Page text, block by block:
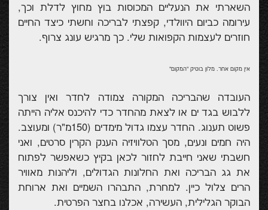
השארתי את הנעליים המכוסות בוץ מחוץ לדלת וכך,
עירומה כביום היוולדי, קפצתי לבריכה וחשתי כיצד החיים
חוזרים לעצמות הקפואות שלי. כך מרגיש עונג צרוף.
אין מקום אחר. מלון בוטיק "המקום"
העובדה שהבריכה המקורה צמודה לחדר ואין צורך
ללבוש בגד ים או לצאת מהחדר כדי להיכנס אליה הייתה
פשוט תענוג. החדר עצמו גדול מימדים (150מ"ר) ומעוצב.
היה חמים ונעים, מסך הטלוויזיה הענק הקרין סרטים, ואני
חשבתי שאני חייבת לחזור לכאן בקיץ כשאפשר לפתוח
את גג הבריכה ואת החלונות הגדולים, וליהנות מאוויר
הרים צלול כיין. למחרת, התבהרו השמיים ואת ארוחת
הבוקר הגלילית, העשירה, אכלנו בחצר הפרטית.